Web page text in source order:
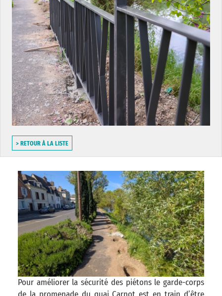
> RETOUR À LA LISTE
Pour améliorer la sécurité des piétons le garde-corps